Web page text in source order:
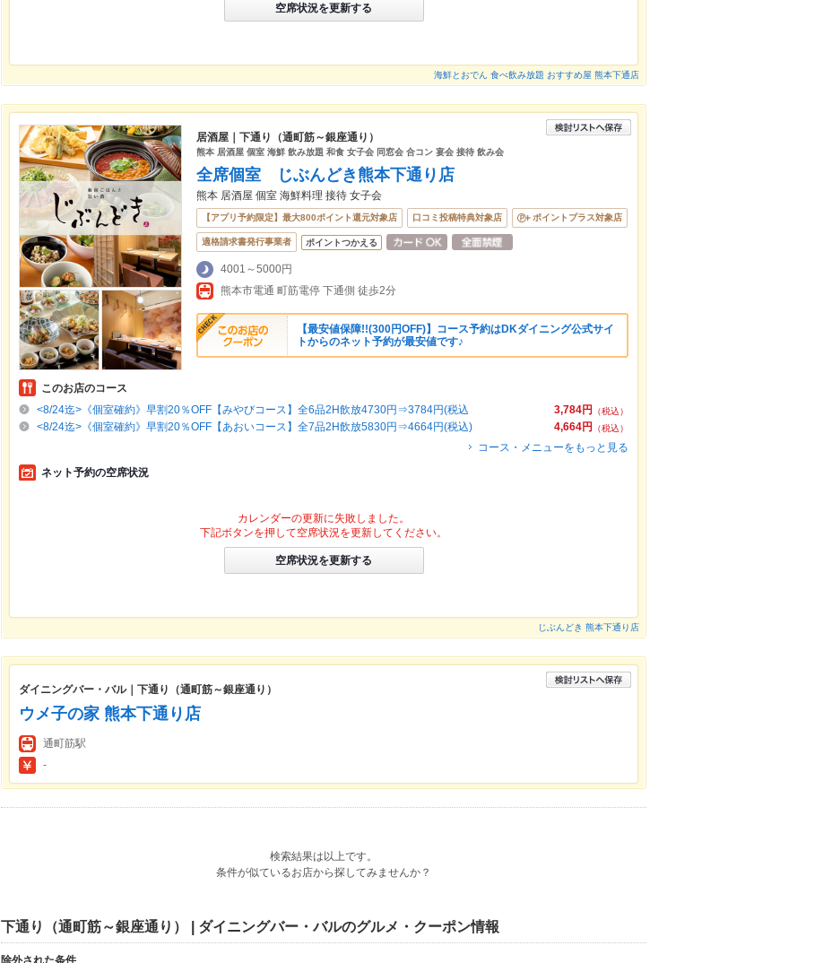
空席状況を更新する
海鮮とおでん 食べ飲み放題 おすすめ屋 熊本下通店
居酒屋｜下通り（通町筋～銀座通り）
熊本 居酒屋 個室 海鮮 飲み放題 和食 女子会 同窓会 合コン 宴会 接待 飲み会
全席個室 じぶんどき熊本下通り店
熊本 居酒屋 個室 海鮮料理 接待 女子会
【アプリ予約限定】最大800ポイント還元対象店 口コミ投稿特典対象店 ポイントプラス対象店
適格請求書発行事業者 ポイントつかえる
4001～5000円
熊本市電通 町筋電停 下通側 徒歩2分
【最安値保障!!(300円OFF)】コース予約はDKダイニング公式サイ
トからのネット予約が最安値です♪
このお店のコース
3,784円
（税込）
<8/24迄>《個室確約》早割20％OFF【みやびコース】全6品2H飲放4730円⇒3784円(税込
4,664円
（税込）
<8/24迄>《個室確約》早割20％OFF【あおいコース】全7品2H飲放5830円⇒4664円(税込)
コース・メニューをもっと見る
ネット予約の空席状況
カレンダーの更新に失敗しました。
下記ボタンを押して空席状況を更新してください。
空席状況を更新する
じぶんどき 熊本下通り店
ダイニングバー・バル｜下通り（通町筋～銀座通り）
ウメ子の家 熊本下通り店
通町筋駅
-
検索結果は以上です。
条件が似ているお店から探してみませんか？
下通り（通町筋～銀座通り） | ダイニングバー・バルのグルメ・クーポン情報
除外された条件